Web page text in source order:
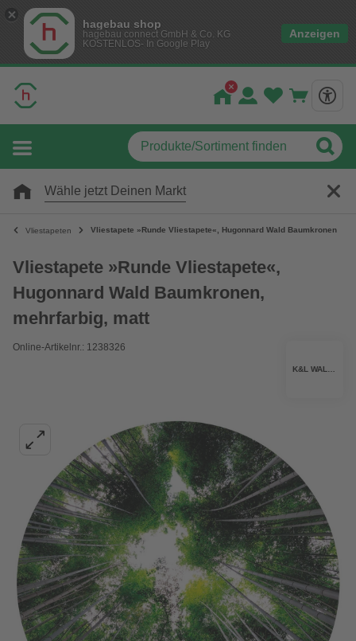
hagebau shop
hagebau connect GmbH & Co. KG
KOSTENLOS- In Google Play
Anzeigen
Wähle jetzt Deinen Markt
Vliestapeten Vliestapete »Runde Vliestapete«, Hugonnard Wald Baumkronen,
Vliestapete »Runde Vliestapete«,
Hugonnard Wald Baumkronen,
mehrfarbig, matt
Online-Artikelnr.: 1238326